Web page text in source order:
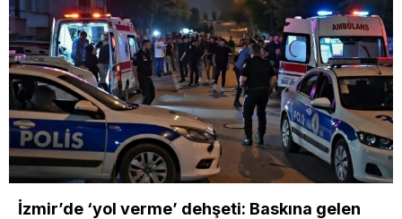
İzmir’de ‘yol verme’ dehşeti: Baskına gelen